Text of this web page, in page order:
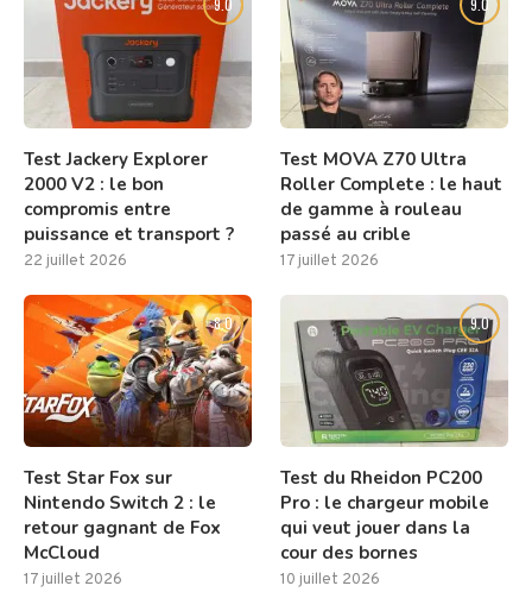
9.0
Test Jackery Explorer
2000 V2 : le bon
compromis entre
puissance et transport ?
22 juillet 2026
9.0
Test MOVA Z70 Ultra
Roller Complete : le haut
de gamme à rouleau
passé au crible
17 juillet 2026
8.0
Test Star Fox sur
Nintendo Switch 2 : le
retour gagnant de Fox
McCloud
17 juillet 2026
9.0
Test du Rheidon PC200
Pro : le chargeur mobile
qui veut jouer dans la
cour des bornes
10 juillet 2026